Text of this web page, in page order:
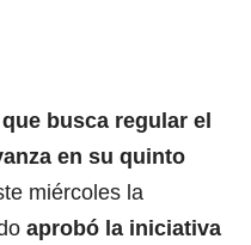
busca regular el
en su quinto
miércoles la
aprobó la iniciativa